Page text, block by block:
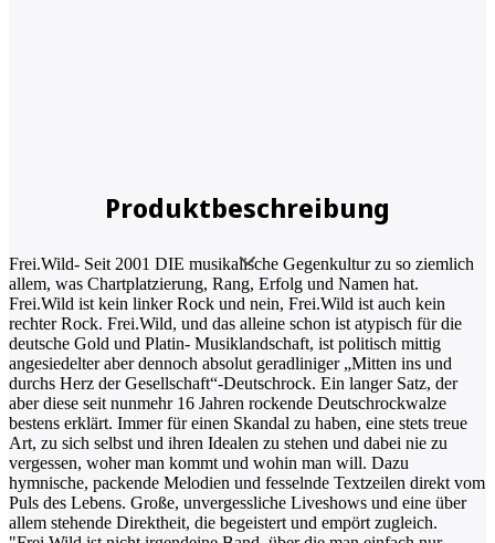
Produktbeschreibung
Frei.Wild- Seit 2001 DIE musikalische Gegenkultur zu so ziemlich
allem, was Chartplatzierung, Rang, Erfolg und Namen hat.
Frei.Wild ist kein linker Rock und nein, Frei.Wild ist auch kein
rechter Rock. Frei.Wild, und das alleine schon ist atypisch für die
deutsche Gold und Platin- Musiklandschaft, ist politisch mittig
angesiedelter aber dennoch absolut geradliniger „Mitten ins und
durchs Herz der Gesellschaft“-Deutschrock. Ein langer Satz, der
aber diese seit nunmehr 16 Jahren rockende Deutschrockwalze
bestens erklärt. Immer für einen Skandal zu haben, eine stets treue
Art, zu sich selbst und ihren Idealen zu stehen und dabei nie zu
vergessen, woher man kommt und wohin man will. Dazu
hymnische, packende Melodien und fesselnde Textzeilen direkt vom
Puls des Lebens. Große, unvergessliche Liveshows und eine über
allem stehende Direktheit, die begeistert und empört zugleich.